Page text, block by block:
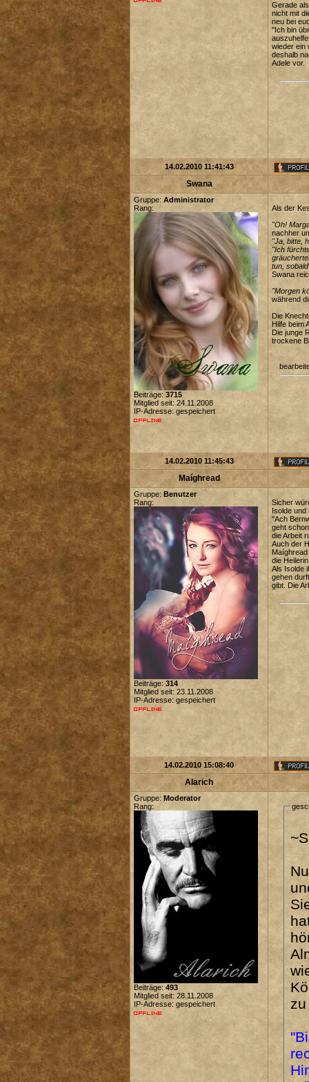
Gerade
nicht mit
neu bei
"Ich bin
wieder ein
deshalb
Adele vor.
14.02.2010 11:41:43
Swana
Gruppe: Administrator
Rang:
Beiträge: 3715
Mitglied seit: 24.11.2008
IP-Adresse: gespeichert
Als der
"Oh!
nachher
"Ja, bitte,
"Ich
tun,
Swana
"Morgen
während
Die
Hilfe beim
Die junge
trockene
14.02.2010 11:45:43
Maíghread
Gruppe: Benutzer
Rang:
Beiträge: 314
Mitglied seit: 23.11.2008
IP-Adresse: gespeichert
Sicher
Isolde und
"Ach
geht
die Arbeit
Auch der
die
Als Isolde
gehen
gibt. Die
14.02.2010 15:08:40
Alarich
Gruppe: Moderator
Rang:
Beiträge: 493
Mitglied seit: 28.11.2008
IP-Adresse: gespeichert